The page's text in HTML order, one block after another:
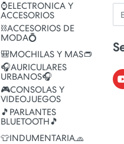
⌚ELECTRONICA Y
ACCESORIOS
⛓️ACCESORIOS DE
MODA💍
🎒MOCHILAS Y MAS👝
🎧AURICULARES
URBANOS🎧
🎮CONSOLAS Y
VIDEOJUEGOS
🎵PARLANTES
BLUETOOTH🎵
👕INDUMENTARIA🧢